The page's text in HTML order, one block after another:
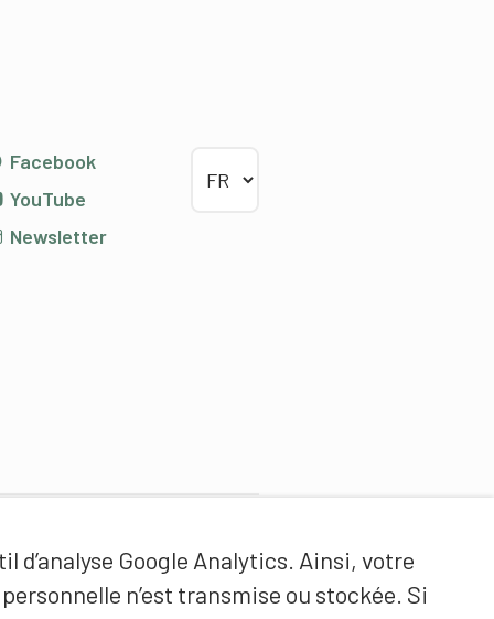
Google Analytics. Ainsi, votre
n’est transmise ou stockée. Si
Facebook
YouTube
Newsletter
école fédérale de sport